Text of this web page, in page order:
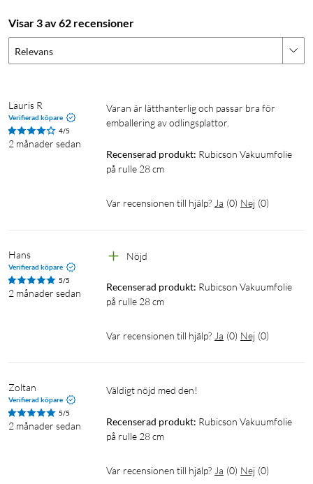
Visar 3 av 62 recensioner
Relevans
Lauris R
Verifierad köpare
4/5
2 månader sedan
Varan är lätthanterlig och passar bra för
emballering av odlingsplattor.
Recenserad produkt: Rubicson Vakuumfolie
på rulle 28 cm
Var recensionen till hjälp? Ja (0) Nej (0)
Hans
Verifierad köpare
5/5
2 månader sedan
Nöjd
Recenserad produkt: Rubicson Vakuumfolie
på rulle 28 cm
Var recensionen till hjälp? Ja (0) Nej (0)
Zoltan
Verifierad köpare
5/5
2 månader sedan
Väldigt nöjd med den!
Recenserad produkt: Rubicson Vakuumfolie
på rulle 28 cm
Var recensionen till hjälp? Ja (0) Nej (0)